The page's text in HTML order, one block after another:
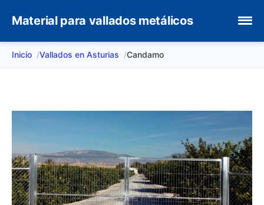
Material para vallados metálicos
Inicio Vallados en Asturias Candamo